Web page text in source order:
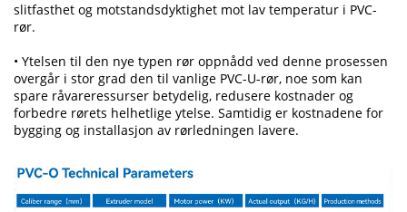
slitfasthet og motstandsdyktighet mot lav temperatur i PVC-
rør.
• Ytelsen til den nye typen rør oppnådd ved denne prosessen
overgår i stor grad den til vanlige PVC-U-rør, noe som kan
spare råvareressurser betydelig, redusere kostnader og
forbedre rørets helhetlige ytelse. Samtidig er kostnadene for
bygging og installasjon av rørledningen lavere.